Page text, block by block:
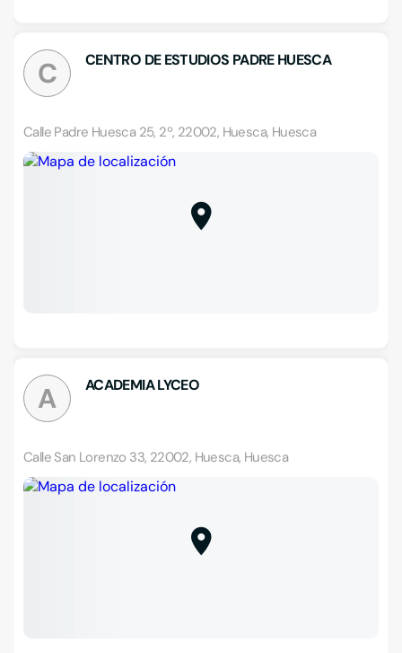
C CENTRO DE ESTUDIOS PADRE HUESCA
Calle Padre Huesca 25, 2º, 22002, Huesca, Huesca
A ACADEMIA LYCEO
Calle San Lorenzo 33, 22002, Huesca, Huesca